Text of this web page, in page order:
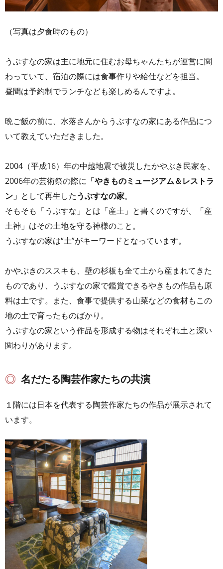
（写真は夕食時のもの）
うぶすなの家は主に地元に住むお母ちゃんたちが運営に関
わっていて、宿泊の際には食事作りや給仕などを担当。
昼間は予約制でランチなども楽しめるんですよ。
晩ご飯の前に、水落さんからうぶすなの家にある作品につ
いて教えていただきました。
2004（平成16）年の中越地震で被災したかやぶき民家を、
2006年の芸術祭の際に 「やきものミュージアム＆レストラ
ン」 として再生したうぶすなの家。
そもそも「うぶすな」とは「産土」と書くのですが、「産
土神」はその土地を守る神様のこと。
うぶすなの家は“土”がキーワードとなっています。
かやぶきのススキも、壁の杉板も全て土から産まれてきた
ものであり、うぶすなの家で鑑賞できるやきもの作品も原
料は土です。また、食事で提供する山菜などの食材もこの
地の土で育ったものばかり。
うぶすなの家という作品を形成する物はそれぞれ土と深い
関わりがあります。
名だたる陶芸作家たちの共演
１階には日本を代表する陶芸作家たちの作品が展示されて
います。